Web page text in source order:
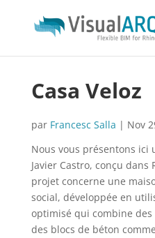
Casa Veloz
par Francesc Salla | Nov
Nous vous présentons ici
Javier Castro, conçu dans
projet concerne une
social, développée en
optimisé qui combine
des blocs de béton